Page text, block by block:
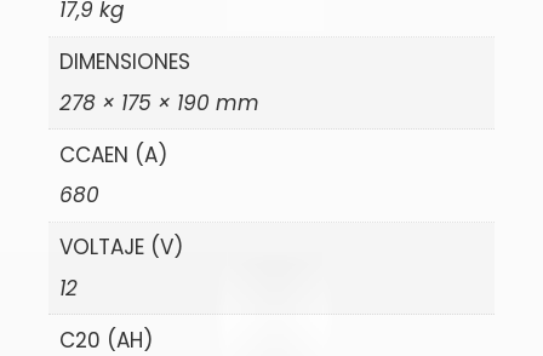
17,9 kg
DIMENSIONES
278 × 175 × 190 mm
CCAEN (A)
680
VOLTAJE (V)
12
C20 (AH)